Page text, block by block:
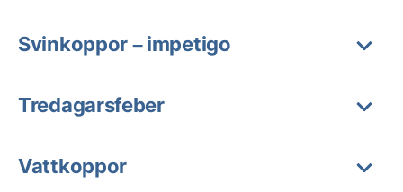
Svinkoppor – impetigo
Tredagarsfeber
Vattkoppor